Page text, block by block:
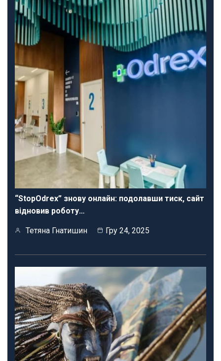
“StopOdrex” знову онлайн: подолавши тиск, сайт
відновив роботу…
Тетяна Гнатишин Гру 24, 2025